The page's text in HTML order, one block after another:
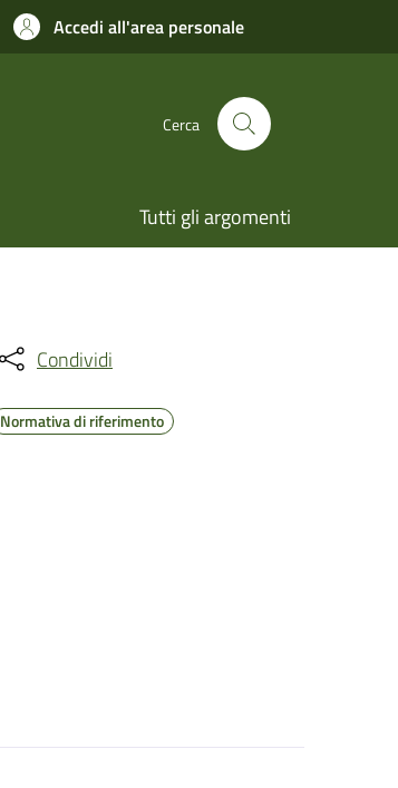
Accedi all'area personale
Cerca
Tutti gli argomenti
Condividi
Normativa di riferimento